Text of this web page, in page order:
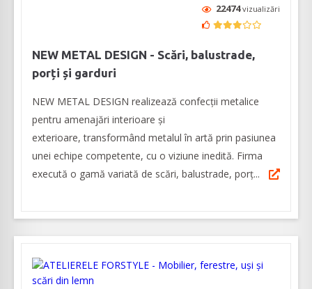
22474vizualizări
NEW METAL DESIGN - Scări, balustrade,
porți și garduri
NEW METAL DESIGN realizează confecții metalice
pentru amenajări interioare și
exterioare, transformând metalul în artă prin pasiunea
unei echipe competente, cu o viziune inedită. Firma
execută o gamă variată de scări, balustrade, porț...